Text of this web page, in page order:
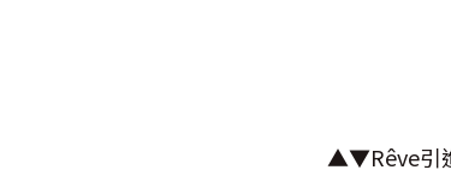
▲▼Rêve引